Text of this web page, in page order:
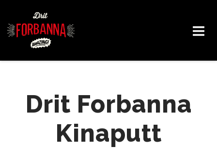
Drit Forbanna
Kinaputt